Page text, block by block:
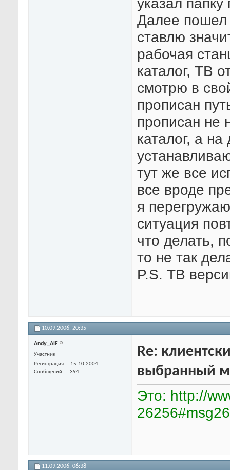
Далее пошел
ставлю
рабочая
каталог, ТВ
смотрю в
прописан
прописан не
каталог, а
тут же все
все вроде
я
ситуация
что делать,
то не так
P.S. ТВ
10.09.2006, 20:35
Andy_AiF
Участник
Регистрация
15.10.2004
Сообщений
394
Re:
выбранный
Это: http://
11.09.2006, 06:38